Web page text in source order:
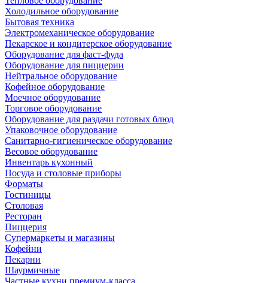
Холодильное оборудование
Бытовая техника
Электромеханическое оборудование
Пекарское и кондитерское оборудование
Оборудование для фаст-фуда
Оборудование для пиццерии
Нейтральное оборудование
Кофейное оборудование
Моечное оборудование
Торговое оборудование
Оборудование для раздачи готовых блюд
Упаковочное оборудование
Санитарно-гигиеническое оборудование
Весовое оборудование
Инвентарь кухонный
Посуда и столовые приборы
Форматы
Гостиницы
Столовая
Ресторан
Пиццерия
Супермаркеты и магазины
Кофейни
Пекарни
Шаурмичные
Частные кухни премиум-класса